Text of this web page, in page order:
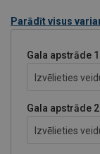
Parādīt visus
Gala apstrāde 1
Izvēlieties
Gala apstrāde 2
Izvēlieties